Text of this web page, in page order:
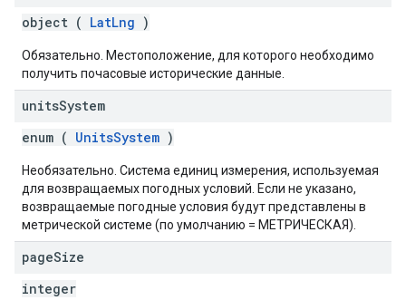
object ( LatLng )
Обязательно. Местоположение, для которого необходимо
получить почасовые исторические данные.
unitsSystem
enum ( UnitsSystem )
Необязательно. Система единиц измерения, используемая
для возвращаемых погодных условий. Если не указано,
возвращаемые погодные условия будут представлены в
метрической системе (по умолчанию = МЕТРИЧЕСКАЯ).
pageSize
integer